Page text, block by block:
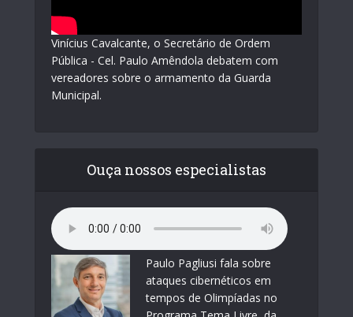
Vinícius Cavalcante, o Secretário de Ordem
Pública - Cel. Paulo Amêndola debatem com
vereadores sobre o armamento da Guarda
Municipal.
Ouça nossos especialistas
Paulo Pagliusi fala sobre
ataques cibernéticos em
tempos de Olimpíadas no